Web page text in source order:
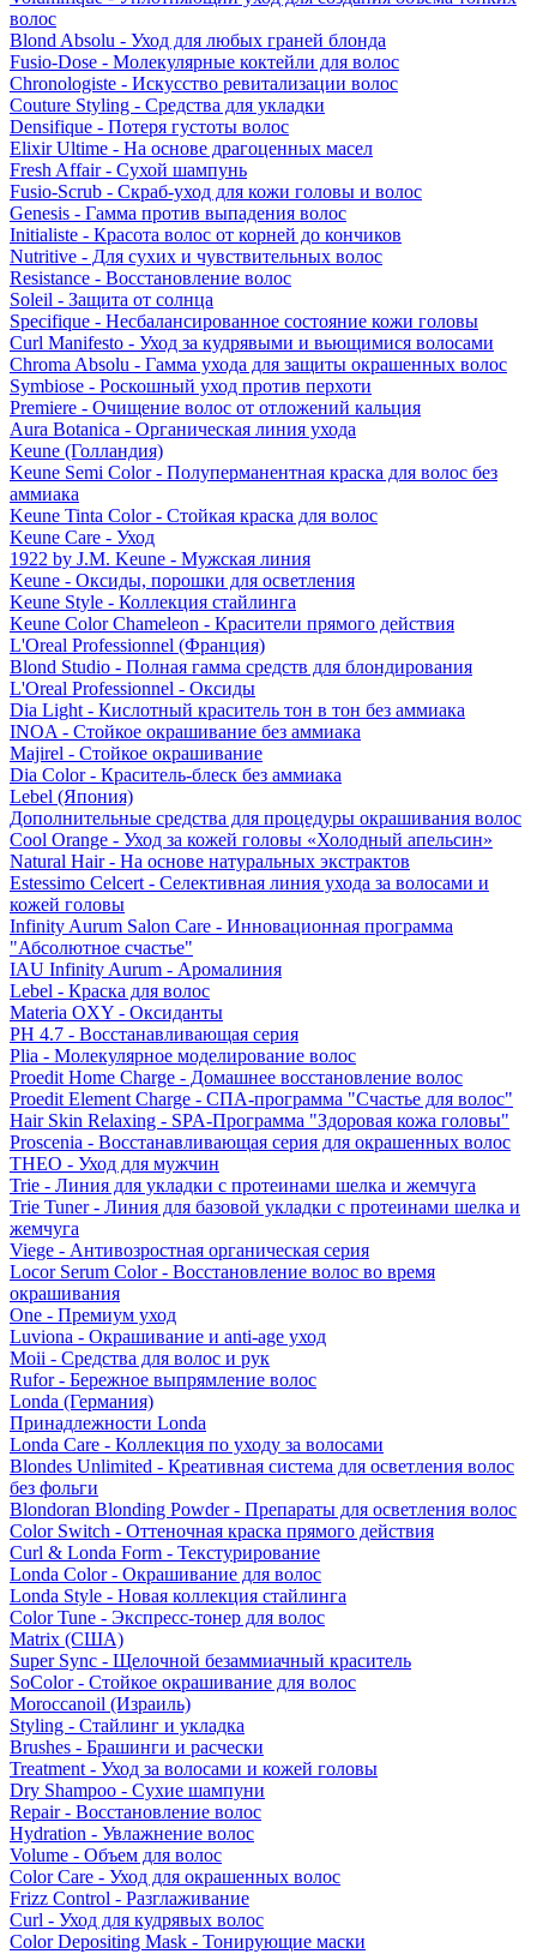
волос
Blond Absolu - Уход для любых граней блонда
Fusio-Dose - Молекулярные коктейли для волос
Chronologiste - Искусство ревитализации волос
Couture Styling - Средства для укладки
Densifique - Потеря густоты волос
Elixir Ultime - На основе драгоценных масел
Fresh Affair - Сухой шампунь
Fusio-Scrub - Скраб-уход для кожи головы и волос
Genesis - Гамма против выпадения волос
Initialiste - Красота волос от корней до кончиков
Nutritive - Для сухих и чувствительных волос
Resistance - Восстановление волос
Soleil - Защита от солнца
Specifique - Несбалансированное состояние кожи головы
Curl Manifesto - Уход за кудрявыми и вьющимися волосами
Chroma Absolu - Гамма ухода для защиты окрашенных волос
Symbiose - Роскошный уход против перхоти
Premiere - Очищение волос от отложений кальция
Aura Botanica - Органическая линия ухода
Keune (Голландия)
Keune Semi Color - Полуперманентная краска для волос без
аммиака
Keune Tinta Color - Стойкая краска для волос
Keune Care - Уход
1922 by J.M. Keune - Мужская линия
Keune - Оксиды, порошки для осветления
Keune Style - Коллекция стайлинга
Keune Color Chameleon - Красители прямого действия
L'Oreal Professionnel (Франция)
Blond Studio - Полная гамма средств для блондирования
L'Oreal Professionnel - Оксиды
Dia Light - Кислотный краситель тон в тон без аммиака
INOA - Стойкое окрашивание без аммиака
Majirel - Стойкое окрашивание
Dia Color - Краситель-блеск без аммиака
Lebel (Япония)
Дополнительные средства для процедуры окрашивания волос
Cool Orange - Уход за кожей головы «Холодный апельсин»
Natural Hair - На основе натуральных экстрактов
Estessimo Celcert - Селективная линия ухода за волосами и
кожей головы
Infinity Aurum Salon Care - Инновационная программа
"Абсолютное счастье"
IAU Infinity Aurum - Аромалиния
Lebel - Краска для волос
Materia OXY - Оксиданты
PH 4.7 - Восстанавливающая серия
Plia - Молекулярное моделирование волос
Proedit Home Charge - Домашнее восстановление волос
Proedit Element Charge - СПА-программа "Счастье для волос"
Hair Skin Relaxing - SPA-Программа "Здоровая кожа головы"
Proscenia - Восстанавливающая серия для окрашенных волос
THEO - Уход для мужчин
Trie - Линия для укладки с протеинами шелка и жемчуга
Trie Tuner - Линия для базовой укладки с протеинами шелка и
жемчуга
Viege - Антивозростная органическая серия
Locor Serum Color - Восстановление волос во время
окрашивания
One - Премиум уход
Luviona - Окрашивание и anti-age уход
Moii - Средства для волос и рук
Rufor - Бережное выпрямление волос
Londa (Германия)
Принадлежности Londa
Londa Care - Коллекция по уходу за волосами
Blondes Unlimited - Креативная система для осветления волос
без фольги
Blondoran Blonding Powder - Препараты для осветления волос
Color Switch - Оттеночная краска прямого действия
Curl & Londa Form - Текстурирование
Londa Color - Окрашивание для волос
Londa Style - Новая коллекция стайлинга
Color Tune - Экспресс-тонер для волос
Matrix (США)
Super Sync - Щелочной безаммиачный краситель
SoColor - Стойкое окрашивание для волос
Moroccanoil (Израиль)
Styling - Стайлинг и укладка
Brushes - Брашинги и расчески
Treatment - Уход за волосами и кожей головы
Dry Shampoo - Сухие шампуни
Repair - Восстановление волос
Hydration - Увлажнение волос
Volume - Объем для волос
Color Care - Уход для окрашенных волос
Frizz Control - Разглаживание
Curl - Уход для кудрявых волос
Color Depositing Mask - Тонирующие маски